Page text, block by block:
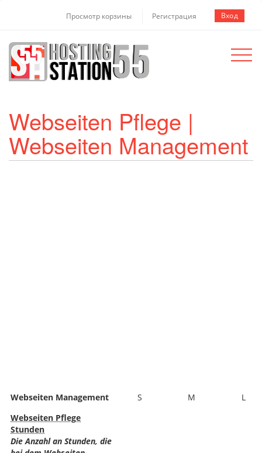
Просмотр корзины Регистрация Вход
Toggle
Webseiten Pflege |
Webseiten Management
Webseiten Management S M
L
Webseiten Pflege
Stunden
Die Anzahl an Stunden, die